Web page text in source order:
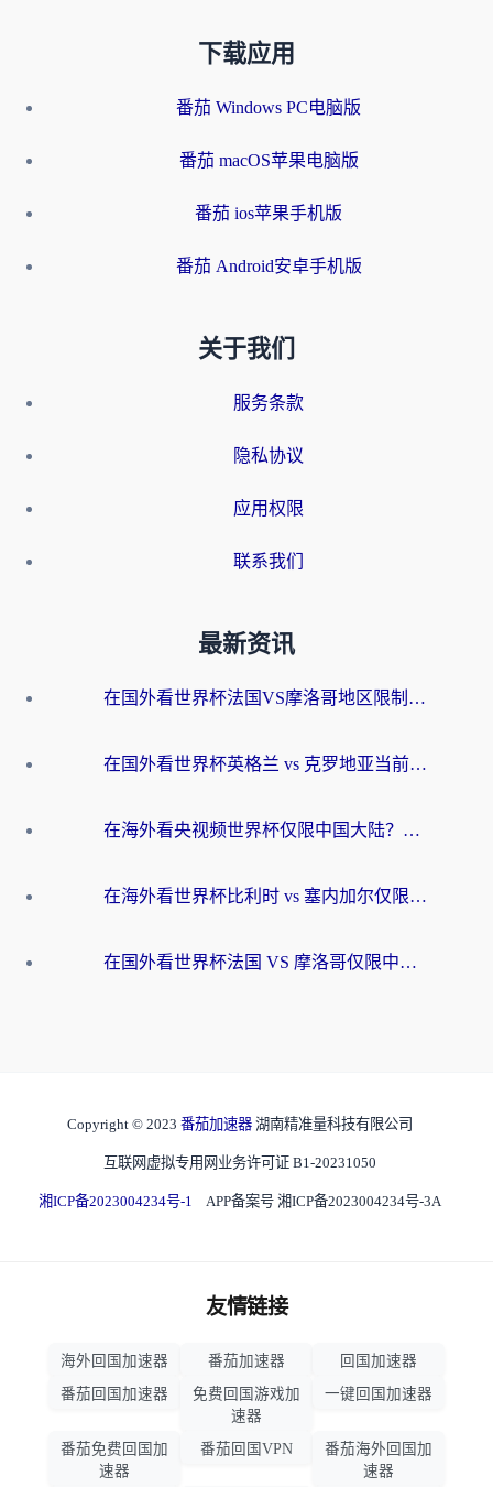
下载应用
番茄 Windows PC电脑版
番茄 macOS苹果电脑版
番茄 ios苹果手机版
番茄 Android安卓手机版
关于我们
服务条款
隐私协议
应用权限
联系我们
最新资讯
在国外看世界杯法国VS摩洛哥地区限制？这篇指南让你流畅看中文解说无压力
在国外看世界杯英格兰 vs 克罗地亚当前地区不可播放？这篇指南帮你搞定所有海外观赛难题
在海外看央视频世界杯仅限中国大陆？这篇指南帮你解锁中文解说+无卡顿直播
在海外看世界杯比利时 vs 塞内加尔仅限中国大陆？我找到了最流畅的中文解说之路
在国外看世界杯法国 VS 摩洛哥仅限中国大陆？海外党这样看中文解说赛事不卡顿
Copyright © 2023 番茄加速器 湖南精准量科技有限公司
互联网虚拟专用网业务许可证 B1-20231050
湘ICP备2023004234号-1 APP备案号 湘ICP备2023004234号-3A
友情链接
海外回国加速器 番茄加速器
回国加速器
番茄回国加速器
免费回国游戏加
速器
一键回国加速器
番茄免费回国加
速器
番茄回国VPN
番茄海外回国加
速器